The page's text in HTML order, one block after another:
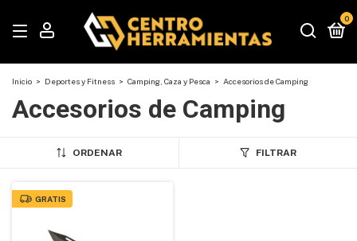
0
Inicio > Deportes y Fitness > Camping, Caza y Pesca > Accesorios de Camping
Accesorios de Camping
ORDENAR FILTRAR
GRATIS